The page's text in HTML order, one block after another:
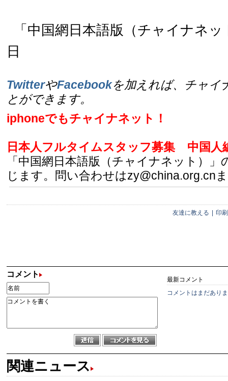
「中国網日本語版（チャイナネ
日
TwitterやFacebookを加えれば、チャイ
とができます。
iphoneでもチャイナネット！
日本人フルタイムスタッフ募集
中国人
「中国網日本語版（チャイナネット）」
じます。問い合わせはzy@china.org.cn
友達に教える 印刷
コメント
最新コメント
コメントはまだあり
関連ニュース